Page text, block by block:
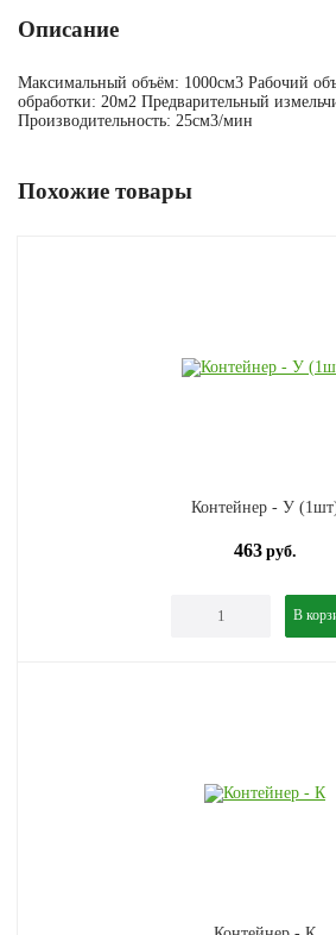
Описание
Максимальный объём: 1000см3 Рабочий
обработки: 20м2 Предварительный
Производительность: 25см3/мин
Похожие товары
Контейнер - У
463 руб.
В